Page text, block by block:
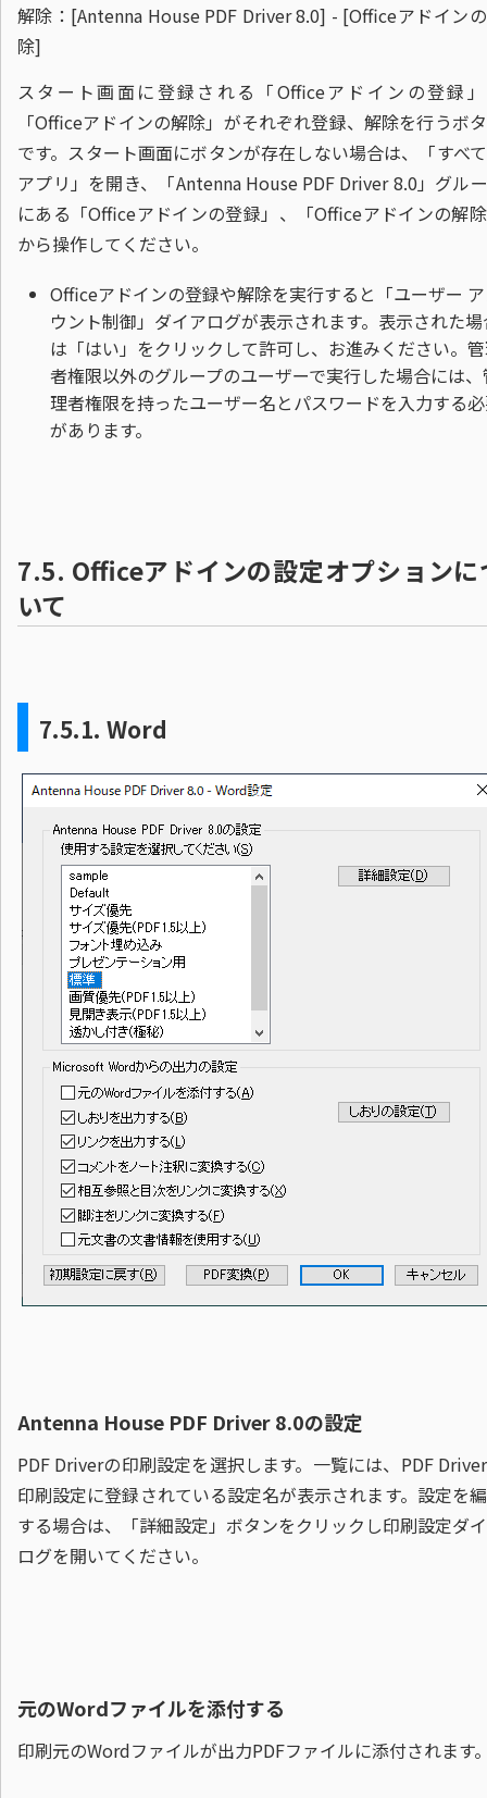
解除：[Antenna House PDF Driver 8.0] - [Officeアドイン
除]
スタート画面に登録される「Officeアドインの登録
「Officeアドインの解除」がそれぞれ登録、解除を行うボ
です。スタート画面にボタンが存在しない場合は、「すべ
アプリ」を開き、「Antenna House PDF Driver 8.0」グル
にある「Officeアドインの登録」、「Officeアドインの解
から操作してください。
Officeアドインの登録や解除を実行すると「ユーザー
ウント制御」ダイアログが表示されます。表示された
は「はい」をクリックして許可し、お進みください。
者権限以外のグループのユーザーで実行した場合には
理者権限を持ったユーザー名とパスワードを入力する
があります。
7.5. Officeアドインの設定オプションに
いて
7.5.1. Word
Antenna House PDF Driver 8.0の設定
PDF Driverの印刷設定を選択します。一覧には、PDF
印刷設定に登録されている設定名が表示されます。設定を
する場合は、「詳細設定」ボタンをクリックし印刷設定ダ
ログを開いてください。
元のWordファイルを添付する
印刷元のWordファイルが出力PDFファイルに添付されます